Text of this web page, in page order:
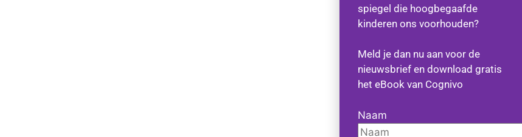
spiegel die hoogbegaafde
kinderen ons voorhouden?
Meld je dan nu aan voor de
nieuwsbrief en download gratis
het eBook van Cognivo
Naam